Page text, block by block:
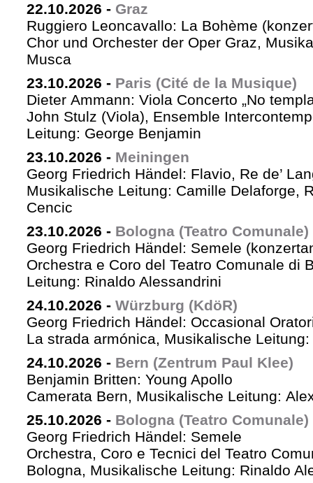
22.10.2026 - Graz
Ruggiero Leoncavallo: La Bohème
Chor und Orchester der Oper Graz,
Musca
23.10.2026 - Paris (Cité de la Musique)
Dieter Ammann: Viola Concerto „No
John Stulz (Viola), Ensemble
Leitung: George Benjamin
23.10.2026 - Meiningen
Georg Friedrich Händel: Flavio, Re de’
Musikalische Leitung: Camille Delaforge,
Cencic
23.10.2026 - Bologna (Teatro Comunale)
Georg Friedrich Händel: Semele
Orchestra e Coro del Teatro Comunale di
Leitung: Rinaldo Alessandrini
24.10.2026 - Würzburg (KdöR)
Georg Friedrich Händel: Occasional
La strada armónica, Musikalische
24.10.2026 - Bern (Zentrum Paul Klee)
Benjamin Britten: Young Apollo
Camerata Bern, Musikalische Leitung:
25.10.2026 - Bologna (Teatro Comunale)
Georg Friedrich Händel: Semele
Orchestra, Coro e Tecnici del Teatro
Bologna, Musikalische Leitung: Rinaldo